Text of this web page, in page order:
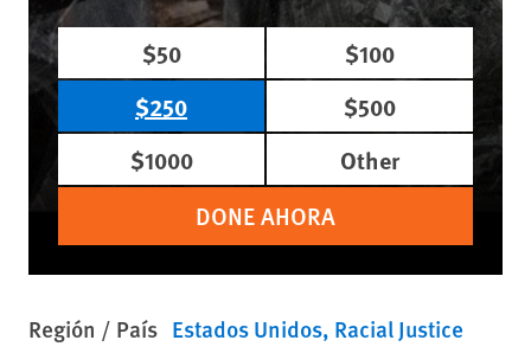
$50
$100
$250
$500
$1000
Other
DONE AHORA
Región / País Estados Unidos Racial Justice